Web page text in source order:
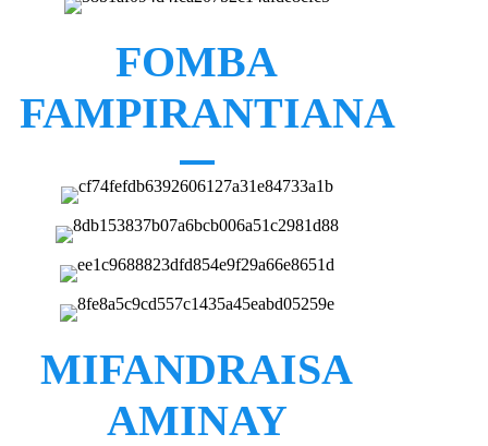
FOMBA
FAMPIRANTIANA
MIFANDRAISA
AMINAY